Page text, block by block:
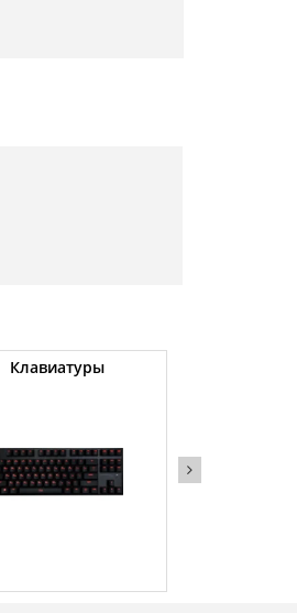
Клавиатуры